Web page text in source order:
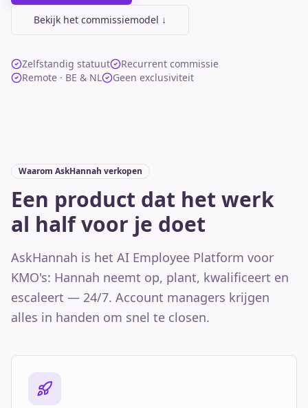
Bekijk het commissiemodel ↓
Zelfstandig statuut
Recurrent commissie
Remote · BE & NL
Geen exclusiviteit
Waarom AskHannah verkopen
Een product dat het werk
al half voor je doet
AskHannah is het AI Employee Platform voor
KMO's: Hannah neemt op, plant, kwalificeert en
escaleert — 24/7. Account managers krijgen
alles in handen om snel te closen.